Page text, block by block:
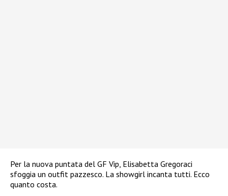
Per la nuova puntata del GF Vip, Elisabetta Gregoraci
sfoggia un outfit pazzesco. La showgirl incanta tutti. Ecco
quanto costa.